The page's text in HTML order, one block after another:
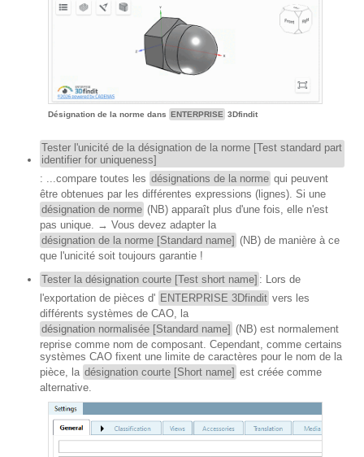
Désignation de la norme dans ENTERPRISE 3Dfindit
Tester l'unicité de la désignation de la norme [Test standard part
identifier for uniqueness]
: ...compare toutes les désignations de la norme qui peuvent
être obtenues par les différentes expressions (lignes). Si une
désignation de norme (NB) apparaît plus d'une fois, elle n'est
pas unique. → Vous devez adapter la
désignation de la norme [Standard name] (NB) de manière à ce
que l'unicité soit toujours garantie !
Tester la désignation courte [Test short name] : Lors de
l'exportation de pièces d' ENTERPRISE 3Dfindit vers les
différents systèmes de CAO, la
désignation normalisée [Standard name] (NB) est normalement
reprise comme nom de composant. Cependant, comme certains
systèmes CAO fixent une limite de caractères pour le nom de la
pièce, la désignation courte [Short name] est créée comme
alternative.